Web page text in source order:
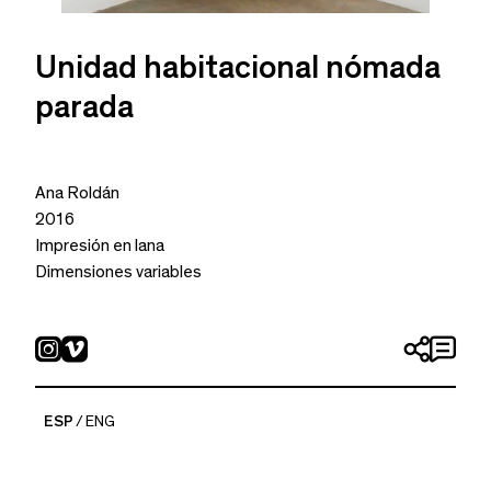
Unidad habitacional nómada
parada
Ana Roldán
2016
Impresión en lana
Dimensiones variables
ESP ENG